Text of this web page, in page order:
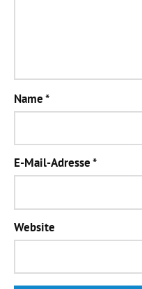
Name*
E-Mail-Adresse*
Website